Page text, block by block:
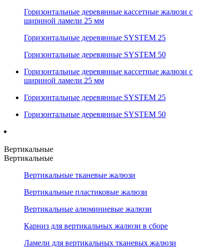
Горизонтальные деревянные кассетные жалюзи с
шириной ламели 25 мм
Горизонтальные деревянные SYSTEM 25
Горизонтальные деревянные SYSTEM 50
Горизонтальные деревянные кассетные жалюзи с
шириной ламели 25 мм
Горизонтальные деревянные SYSTEM 25
Горизонтальные деревянные SYSTEM 50
Вертикальные
Вертикальные
Вертикальные тканевые жалюзи
Вертикальные пластиковые жалюзи
Вертикальные алюминиевые жалюзи
Карниз для вертикальных жалюзи в сборе
Ламели для вертикальных тканевых жалюзи